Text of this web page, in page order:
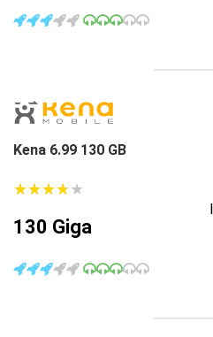
Kena 6.99 130 GB
★★★★★
★★★★★
130 Giga